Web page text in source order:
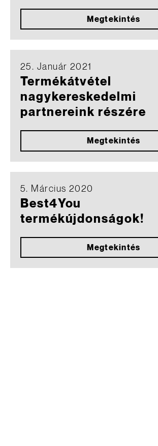
Megtekintés
25. Január 2021
Termékátvétel
nagykereskedelmi
partnereink részére
Megtekintés
5. Március 2020
Best4You
termékújdonságok!
Megtekintés